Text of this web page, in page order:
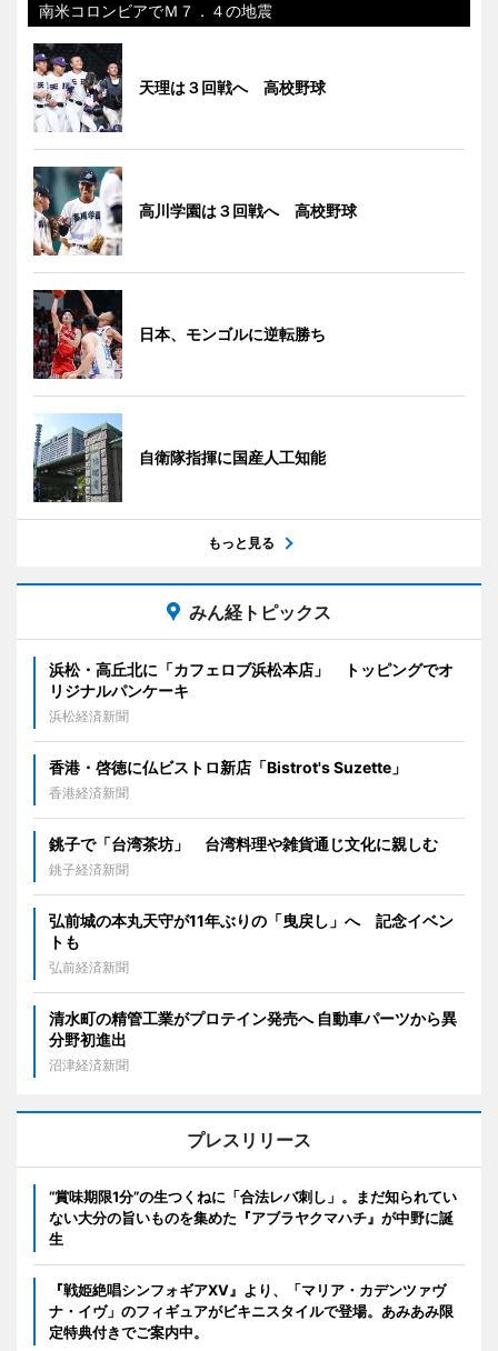
南米コロンビアでＭ７．４の地震
天理は３回戦へ 高校野球
高川学園は３回戦へ 高校野球
日本、モンゴルに逆転勝ち
自衛隊指揮に国産人工知能
もっと見る
みん経トピックス
浜松・高丘北に「カフェロブ浜松本店」 トッピングでオ
リジナルパンケーキ
浜松経済新聞
香港・啓徳に仏ビストロ新店「Bistrot's Suzette」
香港経済新聞
銚子で「台湾茶坊」 台湾料理や雑貨通じ文化に親しむ
銚子経済新聞
弘前城の本丸天守が11年ぶりの「曳戻し」へ 記念イベン
トも
弘前経済新聞
清水町の精管工業がプロテイン発売へ 自動車パーツから異
分野初進出
沼津経済新聞
プレスリリース
“賞味期限1分”の生つくねに「合法レバ刺し」。まだ知られてい
ない大分の旨いものを集めた『アブラヤクマハチ』が中野に誕
生
『戦姫絶唱シンフォギアXV』より、「マリア・カデンツァヴ
ナ・イヴ」のフィギュアがビキニスタイルで登場。あみあみ限
定特典付きでご案内中。